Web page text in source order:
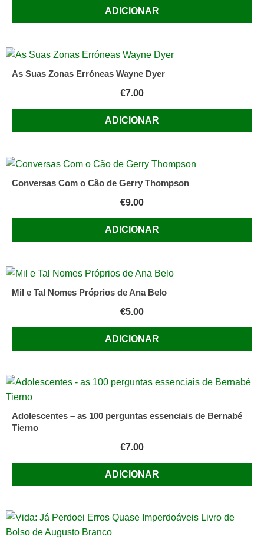
ADICIONAR
As Suas Zonas Erróneas Wayne Dyer
€7.00
ADICIONAR
Conversas Com o Cão de Gerry Thompson
€9.00
ADICIONAR
Mil e Tal Nomes Próprios de Ana Belo
€5.00
ADICIONAR
Adolescentes – as 100 perguntas essenciais de Bernabé
Tierno
€7.00
ADICIONAR